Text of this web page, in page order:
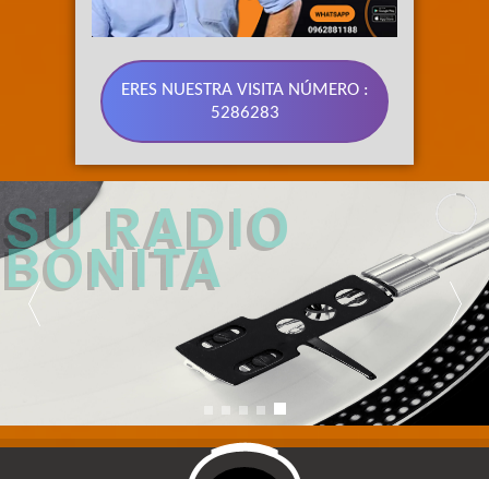
ERES NUESTRA VISITA NÚMERO :
5286283
89.3 FM
SU RADIO
BONITA